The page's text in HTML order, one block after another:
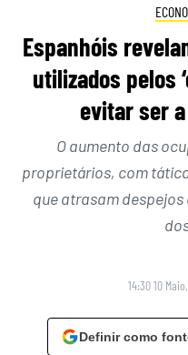
Espanhóis
utilizados pelos
evitar ser
O aumento das
proprietários, com
que atrasam
14:30 10
Definir como